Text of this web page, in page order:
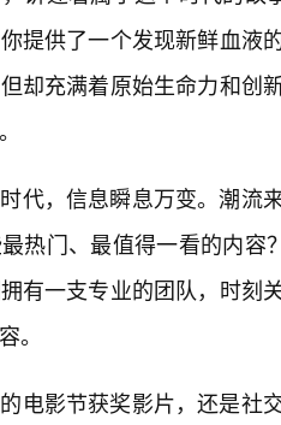
提供了一个发现新鲜血液
却充满着原始生命力和创
代，信息瞬息万变。潮流
热门、最值得一看的内容
有一支专业的团队，时刻
。
电影节获奖影片，还是社